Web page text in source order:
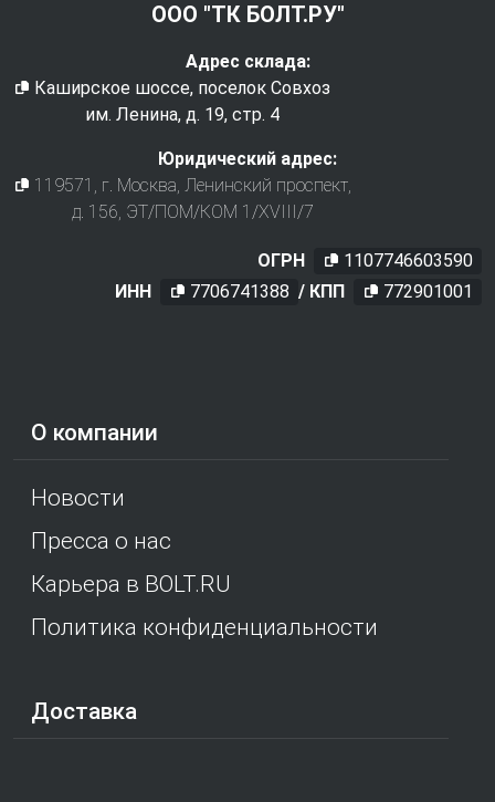
О компании
Новости
Пресса о нас
Карьера в BOLT.RU
Политика конфиденциальности
Доставка
ООО "ТК БОЛТ.РУ"
Адрес склада:
Каширское шоссе, поселок Совхоз
им. Ленина, д. 19, стр. 4
Юридический адрес:
119571 , г. Москва, Ленинский проспект,
д. 156, ЭТ/ПОМ/КОМ 1/XVIII/7
ОГРН
1107746603590
ИНН
7706741388 / КПП 772901001